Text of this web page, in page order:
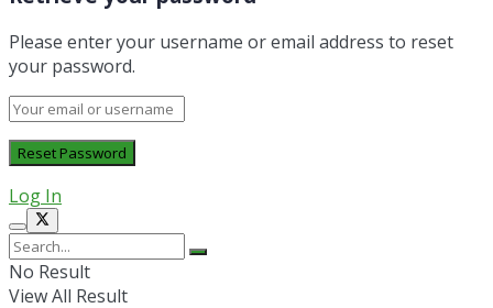
Please enter your username or email address to reset
your password.
Log In
No Result
View All Result